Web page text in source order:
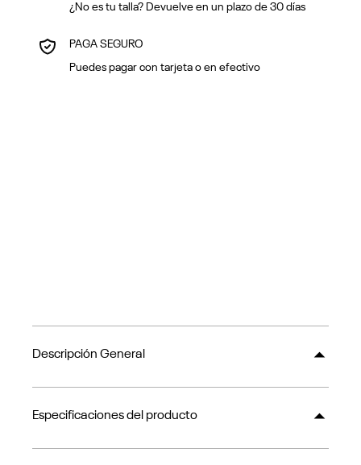
¿No es tu talla? Devuelve en un plazo de 30 días
PAGA SEGURO
Puedes pagar con tarjeta o en efectivo
Descripción General
Especificaciones del producto